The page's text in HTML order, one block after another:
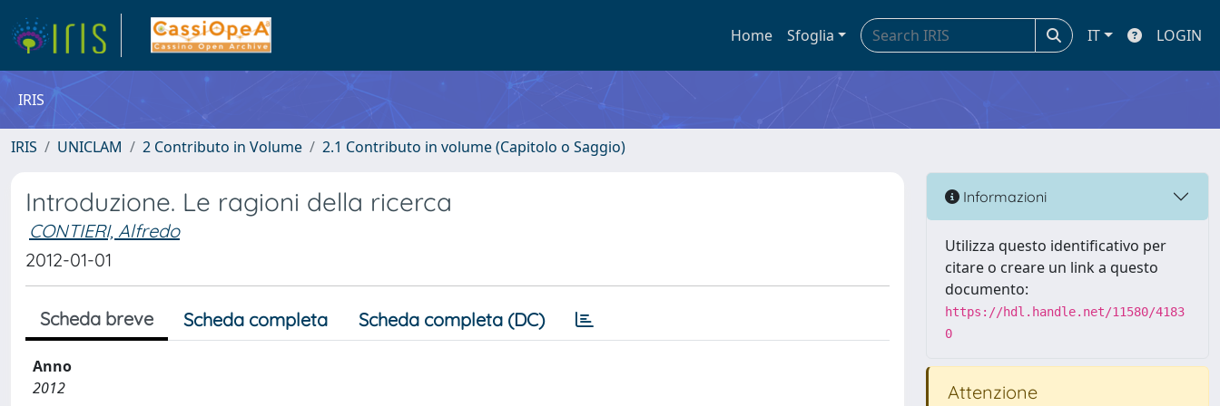
Home Sfoglia IT LOGIN
IRIS
IRIS UNICLAM 2 Contributo in Volume 2.1 Contributo in volume (Capitolo o Saggio)
Introduzione. Le ragioni della ricerca
CONTIERI, Alfredo
2012-01-01
Scheda breve Scheda completa Scheda completa (DC)
Anno
2012
Informazioni
Utilizza questo identificativo per
citare o creare un link a questo
documento:
https://hdl.handle.net/11580/4183
0
Attenzione